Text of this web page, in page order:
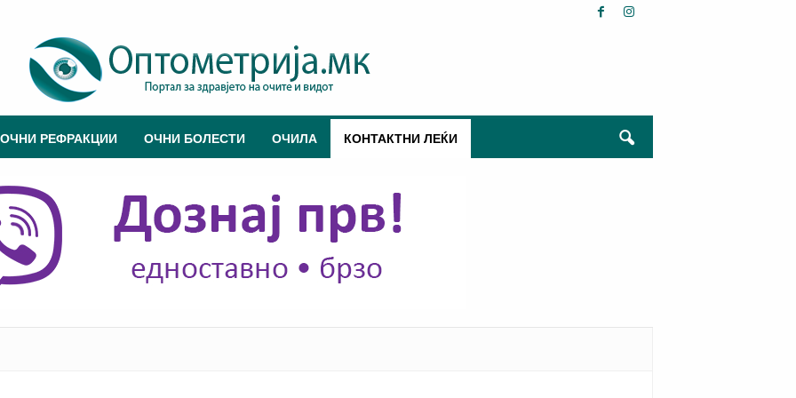
ОЧНИ РЕФРАКЦИИ ОЧНИ БОЛЕСТИ ОЧИЛА КОНТАКТНИ ЛЕЌИ